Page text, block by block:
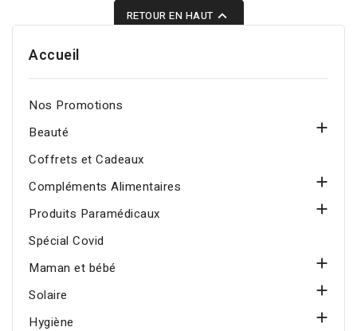
RETOUR EN HAUT 
Accueil
Nos Promotions
Beauté

Coffrets et Cadeaux
Compléments Alimentaires

Produits Paramédicaux

Spécial Covid
Maman et bébé

Solaire

Hygiène
